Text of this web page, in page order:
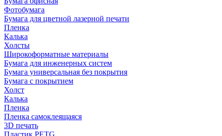
Фотобумага
Бумага для цветной лазерной печати
Пленка
Калька
Холсты
Широкоформатные материалы
Бумага для инженерных систем
Бумага универсальная без покрытия
Бумага с покрытием
Холст
Калька
Пленка
Пленка самоклеящаяся
3D печать
Пластик PETG